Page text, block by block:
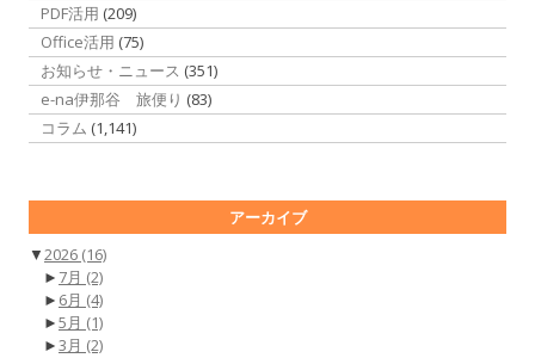
PDF活用 (209)
Office活用 (75)
お知らせ・ニュース (351)
e-na伊那谷 旅便り (83)
コラム (1,141)
アーカイブ
▼2026 (16)
► 7月 (2)
► 6月 (4)
►5月 (1)
►3月 (2)